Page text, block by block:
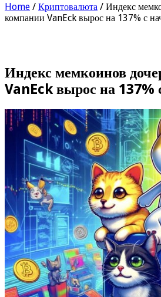
Home / Криптовалюта / Индекс
компании VanEck вырос на 137% с
Индекс мемкоинов
VanEck вырос на 137%